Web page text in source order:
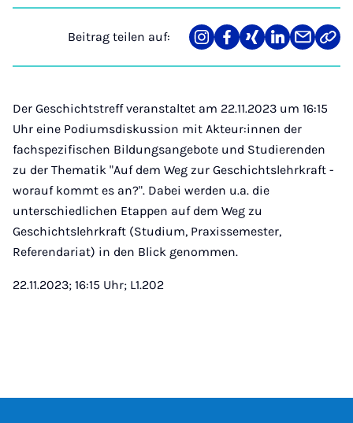
Beitrag teilen auf:
Teilen
auf
Teilen
auf
Teilen
auf
Teilen
auf
Teilen
über
Mail
Link
Der Geschichtstreff veranstaltet am 22.11.2023 um 16:15
Uhr eine Podiumsdiskussion mit Akteur:innen der
fachspezifischen Bildungsangebote und Studierenden
zu der Thematik "Auf dem Weg zur Geschichtslehrkraft -
worauf kommt es an?". Dabei werden u.a. die
unterschiedlichen Etappen auf dem Weg zu
Geschichtslehrkraft (Studium, Praxissemester,
Referendariat) in den Blick genommen.
22.11.2023; 16:15 Uhr; L1.202